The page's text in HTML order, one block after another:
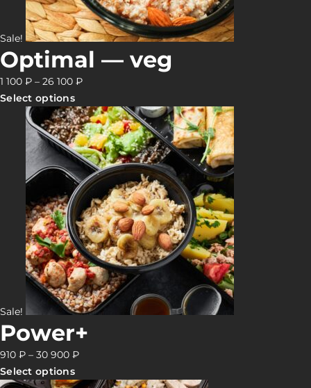
Sale!
Optimal — veg
1 100 ₽ – 26 100 ₽
Select options
Sale!
Power+
910 ₽ – 30 900 ₽
Select options